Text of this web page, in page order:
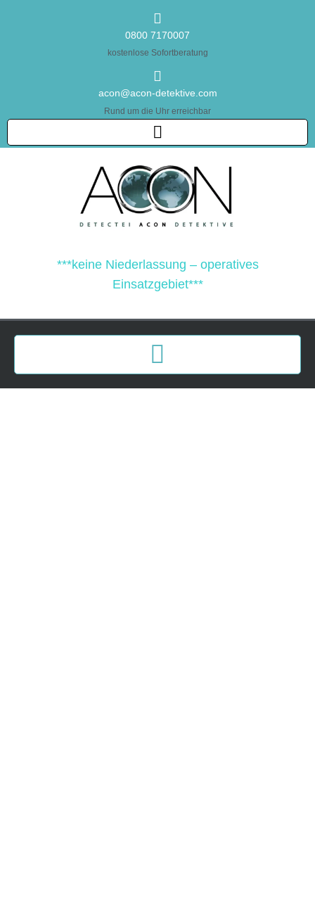
0800 7170007
kostenlose Sofortberatung
acon@acon-detektive.com
Rund um die Uhr erreichbar
***keine Niederlassung – operatives
Einsatzgebiet***